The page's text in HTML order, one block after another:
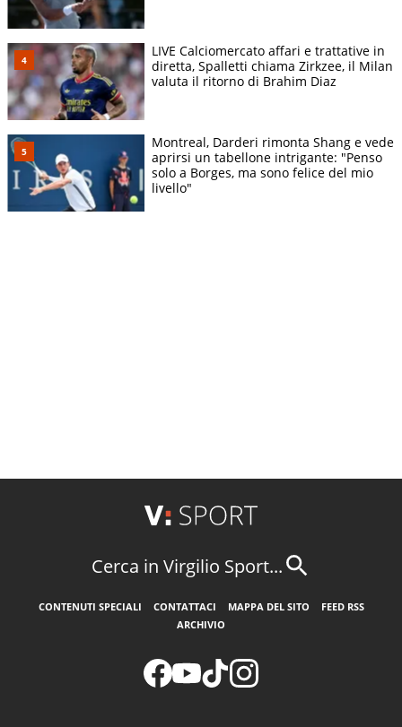
LIVE Calciomercato affari e trattative in
diretta, Spalletti chiama Zirkzee, il Milan
valuta il ritorno di Brahim Diaz
Montreal, Darderi rimonta Shang e vede
aprirsi un tabellone intrigante: "Penso
solo a Borges, ma sono felice del mio
livello"
Cerca in Virgilio Sport...
CONTENUTI SPECIALI CONTATTACI MAPPA DEL SITO
FEED RSS
ARCHIVIO